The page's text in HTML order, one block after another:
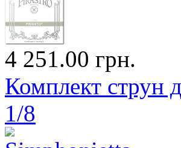
4 251.00 грн.
Комплект струн
1/8